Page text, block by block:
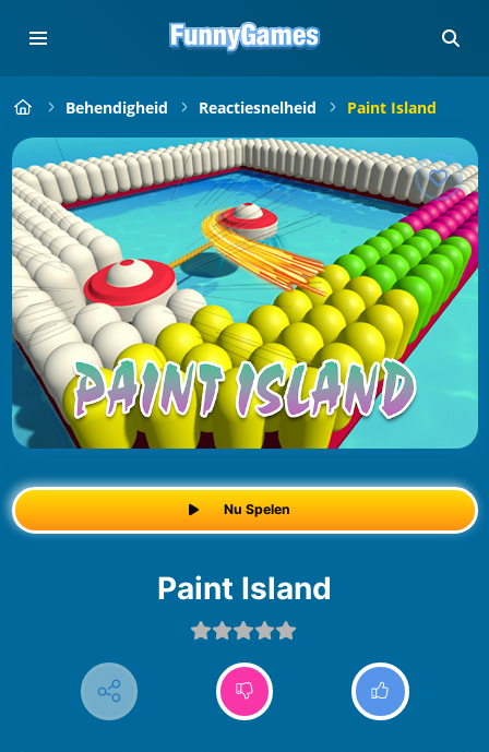
Behendigheid Reactiesnelheid Paint Island
Nu Spelen
Paint Island